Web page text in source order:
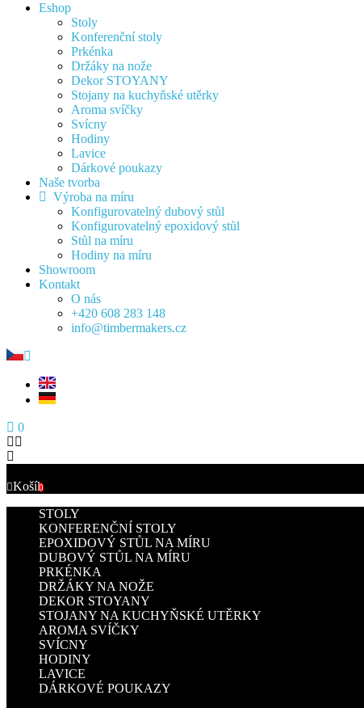
Eshop
Stoly
Konferenční stoly
Prkénka
Držáky na nože
Dekor STOYANY
Stojany na kuchyňské utěrky
Aroma svíčky
Svícny
Hodiny
Lavice
Dárkové poukazy
Naše tvorba
Výroba na míru
Konfigurovatelný dubový stůl
Konfigurovatelný epoxidový stůl
Stůl na míru
Hodiny na míru
Showroom
Kontakt
O nás
+420 608 283 148
info@timbermakers.cz
0
Košík
0
STOLY
KONFERENČNÍ STOLY
EPOXIDOVÝ STŮL NA MÍRU
DUBOVÝ STŮL NA MÍRU
PRKÉNKA
DRŽÁKY NA NOŽE
DEKOR STOYANY
STOJANY NA KUCHYŇSKÉ UTĚRKY
AROMA SVÍČKY
SVÍCNY
HODINY
LAVICE
DÁRKOVÉ POUKAZY